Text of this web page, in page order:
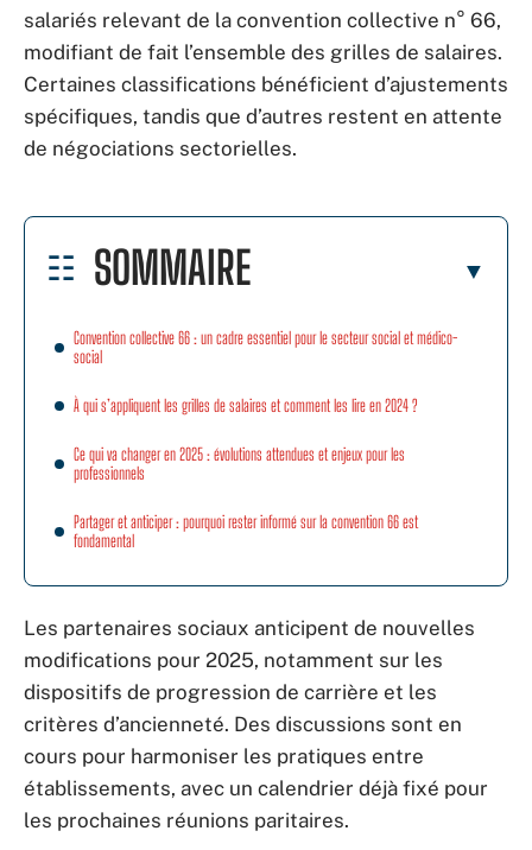
salariés relevant de la convention collective n° 66,
modifiant de fait l’ensemble des grilles de salaires.
Certaines classifications bénéficient d’ajustements
spécifiques, tandis que d’autres restent en attente
de négociations sectorielles.
SOMMAIRE
Convention collective 66 : un cadre essentiel pour le secteur social et médico-
social
À qui s’appliquent les grilles de salaires et comment les lire en 2024 ?
Ce qui va changer en 2025 : évolutions attendues et enjeux pour les
professionnels
Partager et anticiper : pourquoi rester informé sur la convention 66 est
fondamental
Les partenaires sociaux anticipent de nouvelles
modifications pour 2025, notamment sur les
dispositifs de progression de carrière et les
critères d’ancienneté. Des discussions sont en
cours pour harmoniser les pratiques entre
établissements, avec un calendrier déjà fixé pour
les prochaines réunions paritaires.